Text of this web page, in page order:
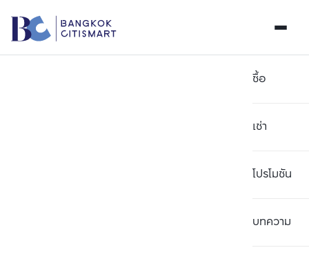
ซื้อ
เช่า
โปรโมชัน
บทความ